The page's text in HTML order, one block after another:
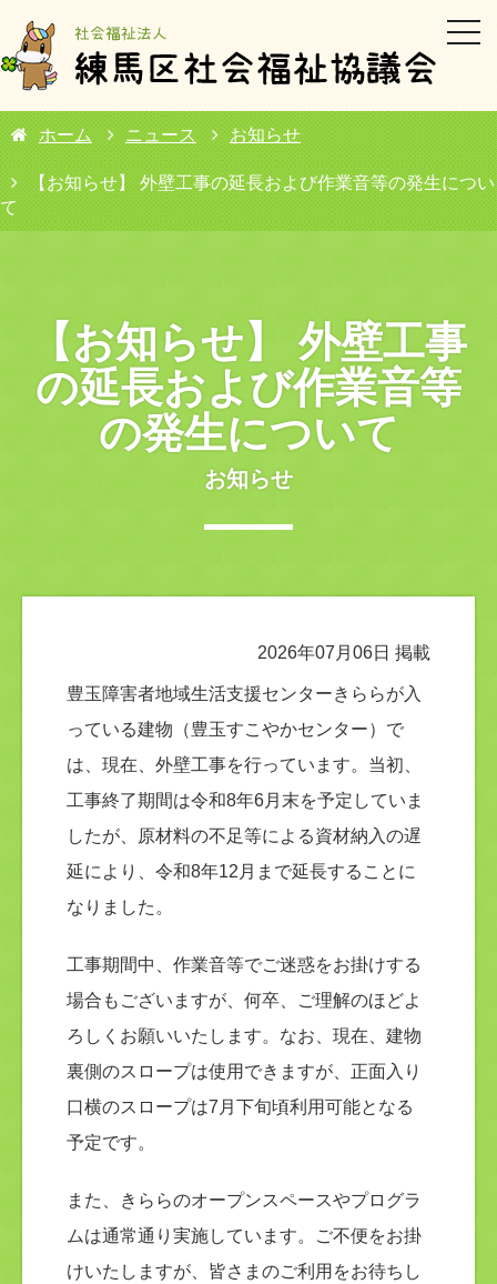
メ
ホーム
ニュース お知らせ
【お知らせ】 外壁工事の延長および作業音等の発生につい
て
【お知らせ】 外壁工事
の延長および作業音等
の発生について
お知らせ
2026年07月06日 掲載
豊玉障害者地域生活支援センターきららが入
っている建物（豊玉すこやかセンター）で
は、現在、外壁工事を行っています。当初、
工事終了期間は令和8年6月末を予定していま
したが、原材料の不足等による資材納入の遅
延により、令和8年12月まで延長することに
なりました。
工事期間中、作業音等でご迷惑をお掛けする
場合もございますが、何卒、ご理解のほどよ
ろしくお願いいたします。なお、現在、建物
裏側のスロープは使用できますが、正面入り
口横のスロープは7月下旬頃利用可能となる
予定です。
また、きららのオープンスペースやプログラ
ムは通常通り実施しています。ご不便をお掛
けいたしますが、皆さまのご利用をお待ちし